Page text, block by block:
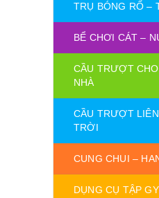
TRỤ BÓNG RỔ –
BỂ CHƠI CÁT –
CẦU TRƯỢT
NHÀ
CẦU TRƯỢT
TRỜI
CUNG CHUI –
DỤNG CỤ TẬP